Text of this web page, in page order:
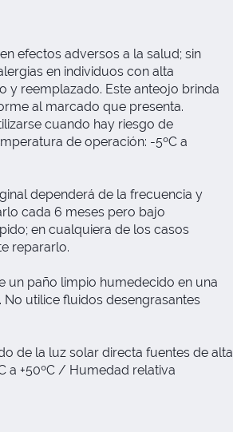
efectos adversos a la salud; sin
en individuos con alta
y reemplazado. Este anteojo brinda
al marcado que presenta.
cuando hay riesgo de
de operación: -5ºC a
dependerá de la frecuencia y
cada 6 meses pero bajo
en cualquiera de los casos
repararlo.
un paño limpio humedecido en una
utilice fluidos desengrasantes
de la luz solar directa fuentes de alta
a +50ºC / Humedad relativa